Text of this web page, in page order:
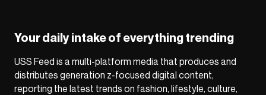
Your daily intake of everything trending
USS Feed is a multi-platform media that produces and
distributes generation z-focused digital content,
reporting the latest trends on fashion, lifestyle, culture,